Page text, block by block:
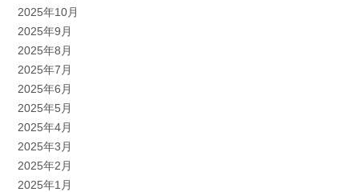
2025年10月
2025年9月
2025年8月
2025年7月
2025年6月
2025年5月
2025年4月
2025年3月
2025年2月
2025年1月